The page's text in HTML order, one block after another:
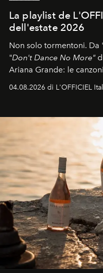
La playlist de
dell'estate 2026
Non solo tormentoni. Da
"Don't Dance No More"
Ariana Grande: le
colonna sonora della
04.08.2026 di L'OFFICIEL